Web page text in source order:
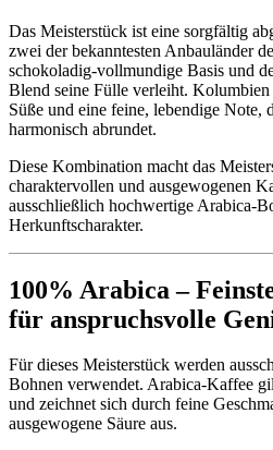
Das Meisterstück ist eine sorgfältig
zwei der bekanntesten Anbauländer
schokoladig-vollmundige Basis und
Blend seine Fülle verleiht. Kolumbien
Süße und eine feine, lebendige Note,
harmonisch abrundet.
Diese Kombination macht das
charaktervollen und ausgewogenen
ausschließlich hochwertige Arabica-
Herkunftscharakter.
100% Arabica –
für anspruchsvolle
Für dieses Meisterstück werden
Bohnen verwendet. Arabica-Kaffee
und zeichnet sich durch feine
ausgewogene Säure aus.